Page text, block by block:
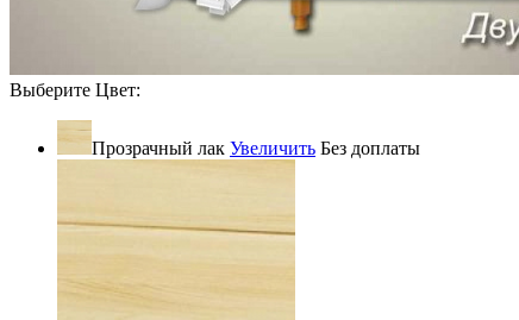
Выберите Цвет:
Прозрачный лак Увеличить Без доплаты